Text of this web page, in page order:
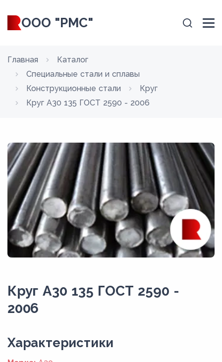
ООО "РМС"
Главная
Каталог
Специальные стали и сплавы
Конструкционные стали
Круг
Круг А30 135 ГОСТ 2590 - 2006
Круг А30 135 ГОСТ 2590 -
2006
Xарактеристики